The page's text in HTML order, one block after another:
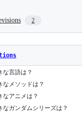
2
な言語は？
なメソッドは？
なアニメは？
なガンダムシリーズは？